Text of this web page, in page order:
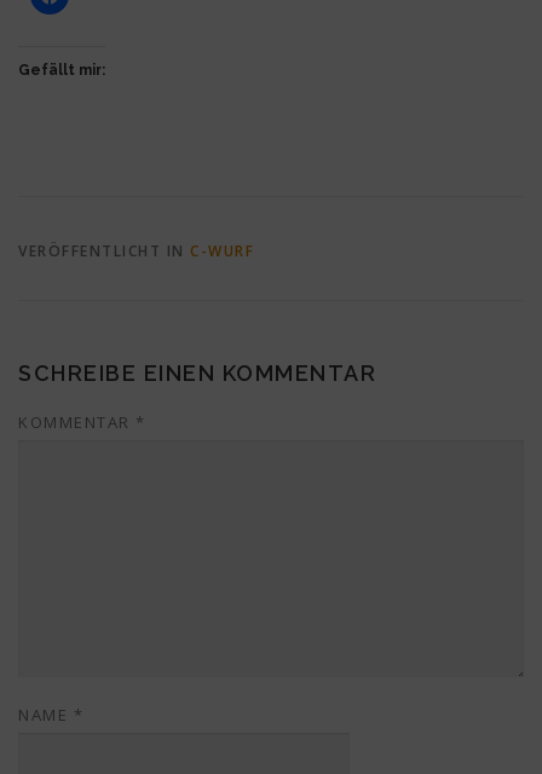
Gefällt mir:
VERÖFFENTLICHT IN C-WURF
SCHREIBE EINEN KOMMENTAR
KOMMENTAR *
NAME *